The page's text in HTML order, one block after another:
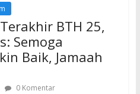
BTH 25,
Semoga
Baik, Jamaah
0 Komentar